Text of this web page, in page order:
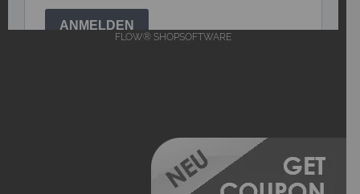
FLOW® SHOPSOFTWARE